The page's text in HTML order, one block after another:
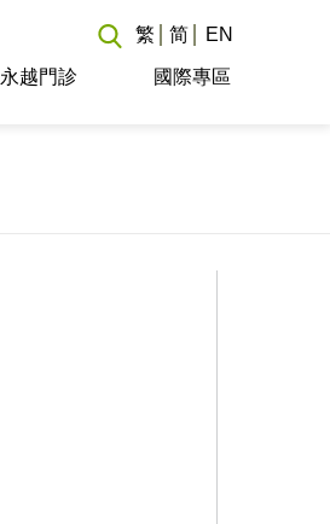
永越門診 國際專區
繁 简 EN